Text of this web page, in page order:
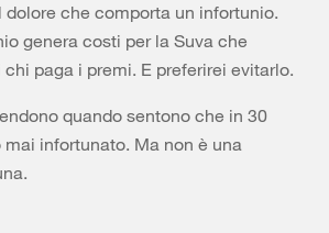
dolore che comporta un infortunio.
genera costi per la Suva che
paga i premi. E preferirei evitarlo.
quando sentono che in 30
infortunato. Ma non è una